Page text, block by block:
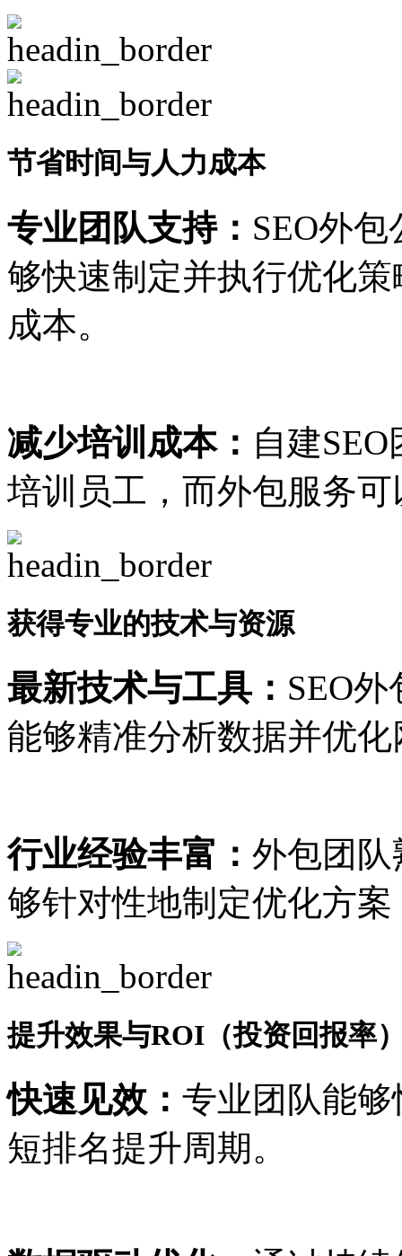
节省时间与人力成本
专业团队支持： SEO外
够快速制定并执行优化
成本。
减少培训成本： 自建
培训员工，而外包服务
获得专业的技术与资源
最新技术与工具： SEO
能够精准分析数据并优化
行业经验丰富： 外包团队
够针对性地制定优化方
提升效果与ROI（投资回报率
快速见效： 专业团队能
短排名提升周期。